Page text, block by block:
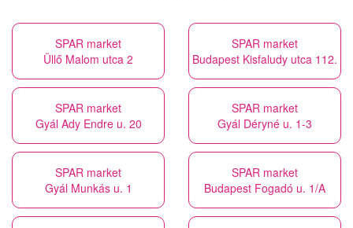
SPAR market
Üllő Malom utca 2
SPAR market
Budapest Kisfaludy utca 112.
SPAR market
Gyál Ady Endre u. 20
SPAR market
Gyál Déryné u. 1-3
SPAR market
Gyál Munkás u. 1
SPAR market
Budapest Fogadó u. 1/A